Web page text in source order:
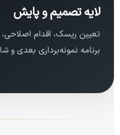
لایه تصمیم و پایش
تعیین ریسک، اقدام
برنامه نمونه‌برداری بعدی